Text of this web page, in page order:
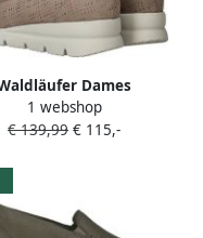
Dames
& Ballerina's
H-bruni 902501-
1 webshop
€ 139,99 € 115,-